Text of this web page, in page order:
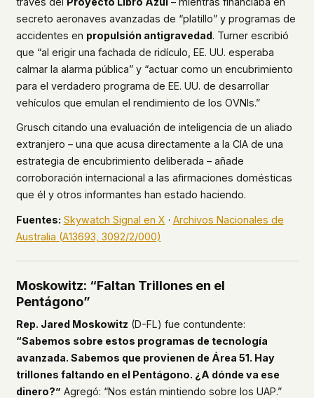
secreto aeronaves avanzadas de “platillo” y programas de
accidentes en propulsión antigravedad. Turner escribió
que “al erigir una fachada de ridículo, EE. UU. esperaba
calmar la alarma pública” y “actuar como un encubrimiento
para el verdadero programa de EE. UU. de desarrollar
vehículos que emulan el rendimiento de los OVNIs.”
Grusch citando una evaluación de inteligencia de un aliado
extranjero – una que acusa directamente a la CIA de una
estrategia de encubrimiento deliberada – añade
corroboración internacional a las afirmaciones domésticas
que él y otros informantes han estado haciendo.
Fuentes: Skywatch Signal en X · Archivos Nacionales de
Australia (A13693, 3092/2/000)
Moskowitz: “Faltan Trillones en el
Pentágono”
Rep. Jared Moskowitz (D-FL) fue contundente:
“Sabemos sobre estos programas de tecnología
avanzada. Sabemos que provienen de Área 51. Hay
trillones faltando en el Pentágono. ¿A dónde va ese
dinero?” Agregó: “Nos están mintiendo sobre los UAP.”